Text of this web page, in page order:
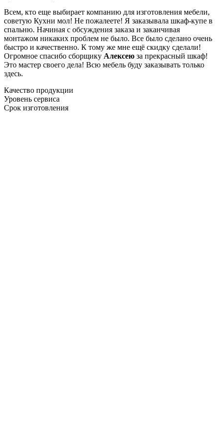
Всем, кто еще выбирает компанию для изготовления мебели,
советую Кухни мол! Не пожалеете! Я заказывала шкаф-купе в
спальню. Начиная с обсуждения заказа и заканчивая
монтажом никаких проблем не было. Все было сделано очень
быстро и качественно. К тому же мне ещё скидку сделали!
Огромное спасибо сборщику Алексею за прекрасный шкаф!
Это мастер своего дела! Всю мебель буду заказывать только
здесь.
Качество продукции
Уровень сервиса
Срок изготовления